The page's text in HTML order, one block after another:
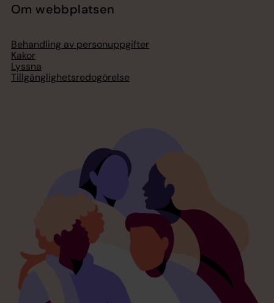
Om webbplatsen
Behandling av personuppgifter
Kakor
Lyssna
Tillgänglighetsredogörelse